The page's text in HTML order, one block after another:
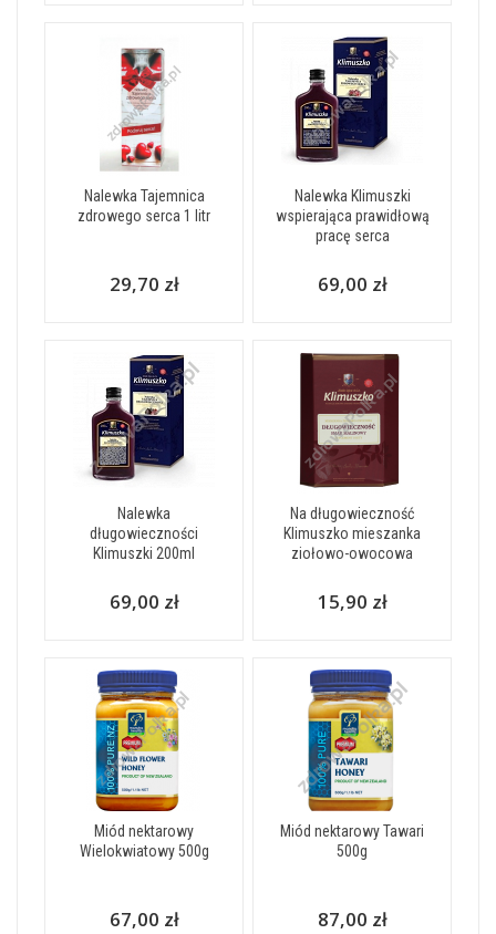
Nalewka Tajemnica
zdrowego serca 1 litr
29,70 zł
Nalewka Klimuszki
wspierająca prawidłową
pracę serca
69,00 zł
Nalewka
długowieczności
Klimuszki 200ml
69,00 zł
Na długowieczność
Klimuszko mieszanka
ziołowo-owocowa
15,90 zł
Miód nektarowy
Wielokwiatowy 500g
67,00 zł
Miód nektarowy Tawari
500g
87,00 zł